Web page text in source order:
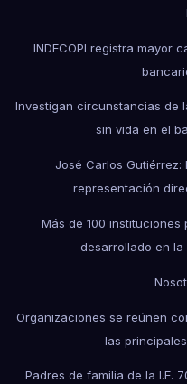
INDECOPI registra mayor
Investigan circunstancias de
sin vida en el
José Carlos Gutiérrez:
representación
Más de 100
desarrollado en la
Organizaciones se reúnen
las
Padres de familia de la I.E.